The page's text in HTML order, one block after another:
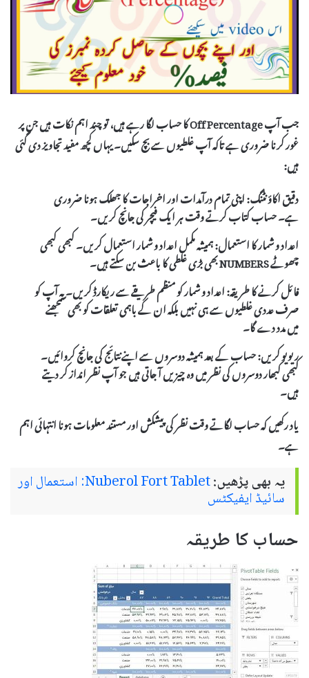
جب آپ Off Percentage کا حساب لگا رہے ہیں، تو چند اہم نکات ہیں جن پر
غور کرنا ضروری ہے تاکہ آپ غلطیوں سے بچ سکیں۔ یہاں کچھمفید تجاویزدی گئی
ہیں:
دقیق اکاؤنٹنگ:اپنی تمام درآمدات اور اخراجات کا جھلک ہونا ضروری
ہے۔ حساب کتاب کرتے وقت ہر ایک فیچر کی جانچ کریں۔
اعداد و شمار کا استعمال:ہمیشہ مکمل اعداد و شمار استعمال کریں۔ کبھی کبھی
چھوٹے NUMBERS بھی بڑی غلطی کا باعث بن سکتے ہیں۔
فائل کرنے کا طریقہ:اعداد و شمار کو منظم طریقے سے ریکارڈ کریں۔ یہ آپ کو
صرف عددی غلطیوں سے ہی نہیں بلکہ ان کے باہمی تعلقات کو بھی سمجھنے
میں مدد دے گا۔
ریویو کریں:حساب کے بعد ہمیشہ دوسروں سے اپنے نتائج کی جانچ کروائیں۔
کبھی کبھار دوسروں کی نظر میں وہ چیزیں آ جاتی ہیں جو آپ نظر انداز کر دیتے
ہیں۔
یاد رکھیں کہ حساب لگاتے وقت نظر کی پیشکش اور مستند معلومات ہونا انتہائی اہم
ہے۔
یہ بھی پڑھیں: Nuberol Fort Tablet: استعمال اور
سائیڈ ایفیکٹس
حساب کا طریقہ